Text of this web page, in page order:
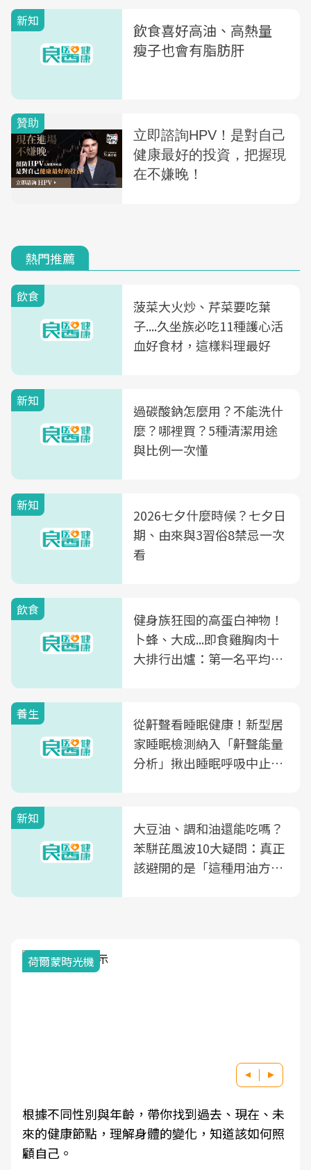
新知
飲食喜好高油、高熱量
瘦子也會有脂肪肝
熱門推薦
飲食
菠菜大火炒、芹菜要吃葉
子....久坐族必吃11種護心活
血好食材，這樣料理最好
新知
過碳酸鈉怎麼用？不能洗什
麼？哪裡買？5種清潔用途
與比例一次懂
新知
2026七夕什麼時候？七夕日
期、由來與3習俗8禁忌一次
看
飲食
健身族狂囤的高蛋白神物！
卜蜂、大成...即食雞胸肉十
大排行出爐：第一名平均一
養生
從鼾聲看睡眠健康！新型居
家睡眠檢測納入「鼾聲能量
分析」揪出睡眠呼吸中止症
新知
大豆油、調和油還能吃嗎？
苯駢芘風波10大疑問：真正
該避開的是「這種用油方
荷爾蒙時光機
根據不同性別與年齡，帶你找到過去、現在、未
來的健康節點，理解身體的變化，知道該如何照
顧自己。